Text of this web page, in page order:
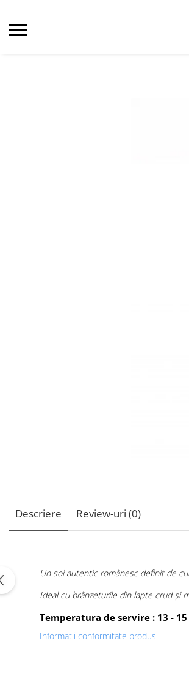
Descriere Review-uri (0)
Un soi autentic românesc definit de
Ideal cu brânzeturile din lapte crud și
Temperatura de servire : 13 - 15
Informatii conformitate produs